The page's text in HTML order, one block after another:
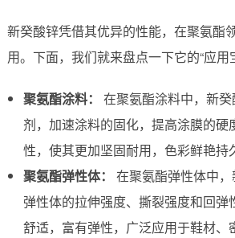
新癸酸锌凭借其优异的性能，在聚氨酯
用。下面，我们就来盘点一下它的“应用
聚氨酯涂料：
在聚氨酯涂料中，新
剂，加速涂料的固化，提高涂膜的硬
性，使其更加坚固耐用，色彩鲜艳持
聚氨酯弹性体：
在聚氨酯弹性体中
弹性体的拉伸强度、撕裂强度和回弹
舒适，富有弹性，广泛应用于鞋材、